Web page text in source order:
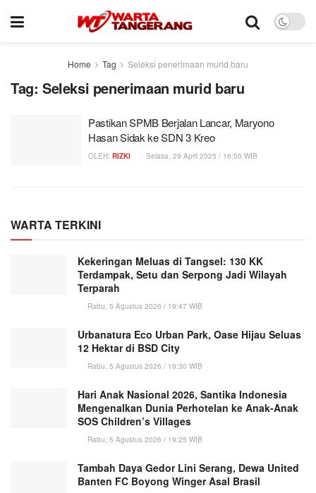
Home Tag Seleksi penerimaan murid baru
Tag: Seleksi penerimaan murid baru
Pastikan SPMB Berjalan Lancar, Maryono
Hasan Sidak ke SDN 3 Kreo
OLEH: RIZKI Selasa, 29 April 2025 / 16:50 WIB
WARTA TERKINI
Kekeringan Meluas di Tangsel: 130 KK
Terdampak, Setu dan Serpong Jadi Wilayah
Terparah
Rabu, 5 Agustus 2026 / 19:47 WIB
Urbanatura Eco Urban Park, Oase Hijau Seluas
12 Hektar di BSD City
Rabu, 5 Agustus 2026 / 19:30 WIB
Hari Anak Nasional 2026, Santika Indonesia
Mengenalkan Dunia Perhotelan ke Anak-Anak
SOS Children’s Villages
Rabu, 5 Agustus 2026 / 19:25 WIB
Tambah Daya Gedor Lini Serang, Dewa United
Banten FC Boyong Winger Asal Brasil